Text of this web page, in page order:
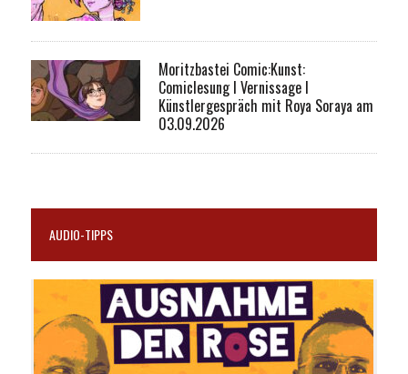
Moritzbastei Comic:Kunst:
Comiclesung I Vernissage I
Künstlergespräch mit Roya Soraya am
03.09.2026
AUDIO-TIPPS